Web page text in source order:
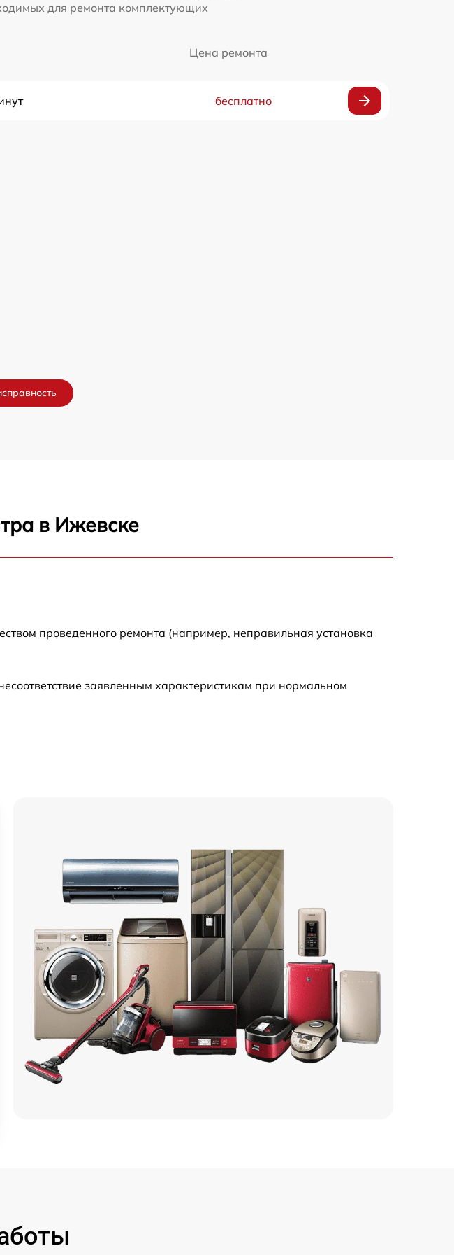
для ремонта комплектующих
Цена ремонта
бесплатно
в Ижевске
проведенного ремонта (например, неправильная установка
заявленным характеристикам при нормальном